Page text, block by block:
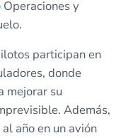
Operaciones y
participan en
donde
mejorar su
Además,
año en un avión